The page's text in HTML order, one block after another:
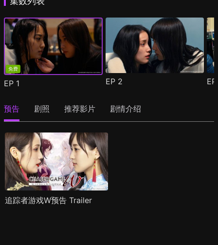
免费
EP 1 EP 2
预告 剧照 推荐影片 剧情介绍
追踪者游戏W预告 Trailer